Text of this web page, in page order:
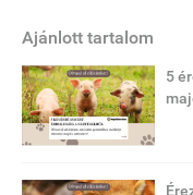
Ajánlott tartalom
5